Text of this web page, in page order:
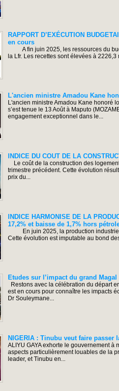
RAPPORT D’EXÉCUTION
en cours
A fin juin 2025, les ressources du
la Lfr. Les recettes sont élevées à
L'ancien ministre Amadou Kane
L'ancien ministre Amadou Kane honoré
s’est tenue le 13 Août à Maputo
engagement exceptionnel dans le...
INDICE DU COUT DE LA
Le coût de la construction des
trimestre précédent. Cette évolution
prix du...
INDICE HARMONISE DE LA
17,2% et baisse de 1,7% hors
En juin 2025, la production
Cette évolution est imputable au bond
Etudes sur l’impact du grand Magal
Restons avec la célébration du départ
est en cours pour connaître les impacts
Dr Souleymane...
NIGERIA : Tinubu veut faire passer
ALIYU GAYA exhorte le gouvernement
aspects particulièrement louables de la
leader, et Tinubu en...